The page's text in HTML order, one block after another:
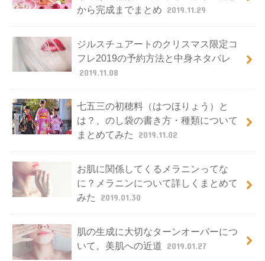
から完成までまとめ 2019.11.29
ジルスチュアートのクリスマス限定コ
フレ2019の予約方法と中身ネタバレ
2019.11.08
七五三の初穂料（はつほりょう）と
は？、のし袋の書き方・種類について
まとめてみた
2019.11.02
お肌に関係してくるメラニンってな
に？メラニンについて詳しくまとめて
みた
2019.01.30
肌の生成に大切なターンオーバーにつ
いて。美肌への近道 2019.01.27